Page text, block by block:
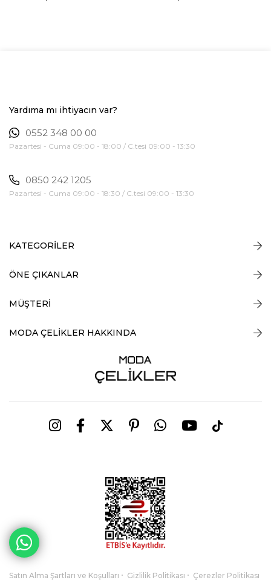
Yardıma mı ihtiyacın var?
0552 348 00 00
Pazartesi - Cuma 09:00 - 18:00 / C.tesi 09:00 - 13:30
0850 242 1205
Pazartesi - Cuma 09:00 - 18:30 / C.tesi 09:00 - 13:30
KATEGORİLER
ÖNE ÇIKANLAR
MÜŞTERİ
MODA ÇELİKLER HAKKINDA
Satın Alma Şartları ve Koşulları Gizlilik Politikası Çerezler Politikası